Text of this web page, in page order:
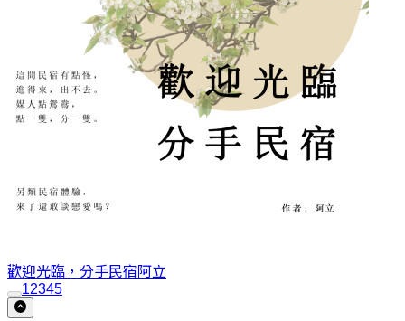
歡迎光臨，分手民宿阿立
12345